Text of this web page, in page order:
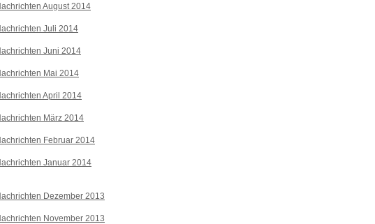
August 2014
Juli 2014
Juni 2014
Mai 2014
April 2014
März 2014
Februar 2014
Januar 2014
Dezember 2013
November 2013